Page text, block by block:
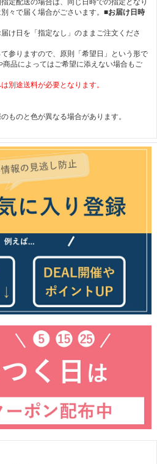
定配送の場合は、同じ日時での指定となり
々で届く場合がごさいます。 ■お届け日時
け日を「指定なし」のままご注文くださ
参りますので、原則「希望日」という形で
品によってはご希望に添えない場合もご
別途送料が必要となります。
ものと色が異なる場合があります。